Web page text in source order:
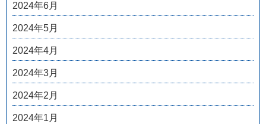
2024年6月
2024年5月
2024年4月
2024年3月
2024年2月
2024年1月